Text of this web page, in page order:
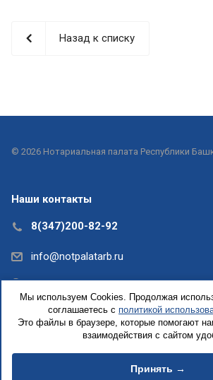
Назад к списку
© 2026 Нотариальная палата Республики
Наши контакты
8(347)200-82-92
info@notpalatarb.ru
офис 5
Мы используем Cookies. Продолжая
соглашаетесь с политикой
Это файлы в браузере, которые помогают
взаимодействия с сайтом
Принять →